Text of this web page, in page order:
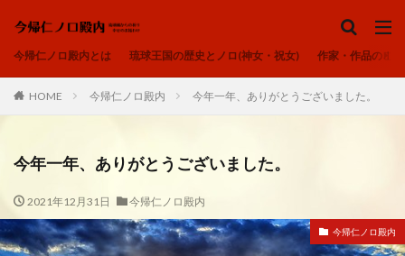
今帰仁ノロ殿内とは 琉球王国の歴史とノロ(神女・祝女) 作家・作品のご
HOME 今帰仁ノロ殿内 今年一年、ありがとうございました。
今年一年、ありがとうございました。
2021年12月31日 今帰仁ノロ殿内
今帰仁ノロ殿内
ノロ、ユタ、カミンチュ ヒヌカン
御嶽
カテゴリー
アオリヤエ
ウートートー
今帰仁ノロ殿内、幸せのお福わけ、再出発、fresh-START、